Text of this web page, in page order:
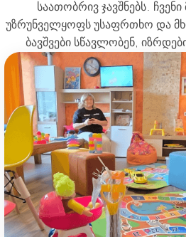
საათობრივ ჯავშნებს.
უზრუნველყოფს უსაფრთხო და
ბავშვები სწავლობენ,